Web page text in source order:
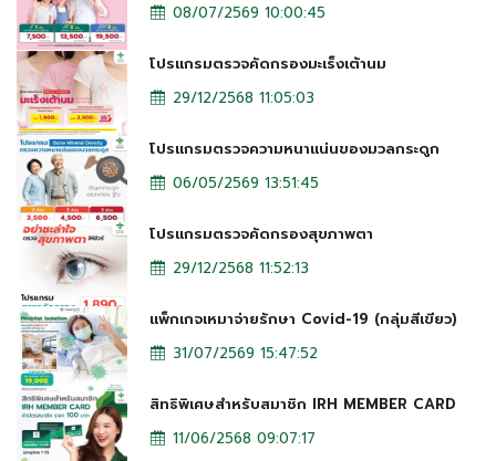
08/07/2569 10:00:45
โปรแกรมตรวจคัดกรองมะเร็งเต้านม
29/12/2568 11:05:03
โปรแกรมตรวจความหนาแน่นของมวลกระดูก
06/05/2569 13:51:45
โปรแกรมตรวจคัดกรองสุขภาพตา
29/12/2568 11:52:13
แพ็กเกจเหมาจ่ายรักษา Covid-19 (กลุ่มสีเขียว)
31/07/2569 15:47:52
สิทธิพิเศษสำหรับสมาชิก IRH MEMBER CARD
11/06/2568 09:07:17